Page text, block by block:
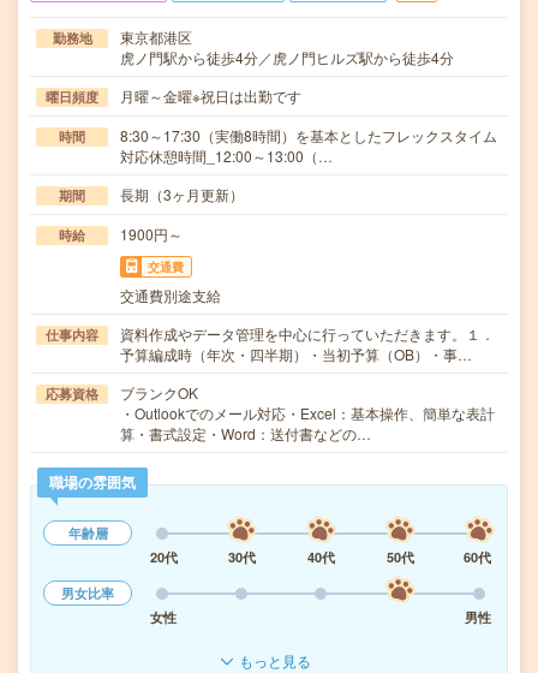
勤務地
東京都港区
虎ノ門駅から徒歩4分／虎ノ門ヒルズ駅から徒歩4分
曜日頻度 月曜～金曜※祝日は出勤です
時間
8:30～17:30（実働8時間）を基本としたフレックスタイム
対応休憩時間_12:00～13:00（…
期間 長期（3ヶ月更新）
時給 1900円～
交通費
交通費別途支給
仕事内容
資料作成やデータ管理を中心に行っていただきます。１．
予算編成時（年次・四半期）・当初予算（OB）・事…
応募資格
ブランクOK
・Outlookでのメール対応・Excel：基本操作、簡単な表計
算・書式設定・Word：送付書などの…
職場の雰囲気
年齢層
20代
30代 40代 50代
60代
男女比率
女性
男性
もっと見る